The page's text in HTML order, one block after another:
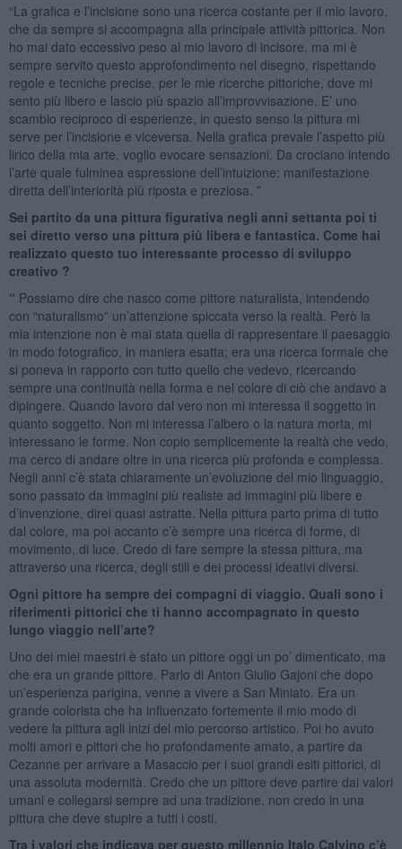
“La grafica e l’incisione sono una ricerca costante per il mio lavoro,
che da sempre si accompagna alla principale attività pittorica. Non
ho mai dato eccessivo peso al mio lavoro di incisore, ma mi è
sempre servito questo approfondimento nel disegno, rispettando
regole e tecniche precise, per le mie ricerche pittoriche, dove mi
sento più libero e lascio più spazio all’improvvisazione. E’ uno
scambio reciproco di esperienze, in questo senso la pittura mi
serve per l’incisione e viceversa. Nella grafica prevale l’aspetto più
lirico della mia arte, voglio evocare sensazioni. Da crociano intendo
l’arte quale fulminea espressione dell’intuizione: manifestazione
diretta dell’interiorità più riposta e preziosa. ”
Sei partito da una pittura figurativa negli anni settanta poi ti
sei diretto verso una pittura più libera e fantastica. Come hai
realizzato questo tuo interessante processo di sviluppo
creativo ?
“ Possiamo dire che nasco come pittore naturalista, intendendo
con “naturalismo” un’attenzione spiccata verso la realtà. Però la
mia intenzione non è mai stata quella di rappresentare il paesaggio
in modo fotografico, in maniera esatta; era una ricerca formale che
si poneva in rapporto con tutto quello che vedevo, ricercando
sempre una continuità nella forma e nel colore di ciò che andavo a
dipingere. Quando lavoro dal vero non mi interessa il soggetto in
quanto soggetto. Non mi interessa l’albero o la natura morta, mi
interessano le forme. Non copio semplicemente la realtà che vedo,
ma cerco di andare oltre in una ricerca più profonda e complessa.
Negli anni c’è stata chiaramente un’evoluzione del mio linguaggio,
sono passato da immagini più realiste ad immagini più libere e
d’invenzione, direi quasi astratte. Nella pittura parto prima di tutto
dal colore, ma poi accanto c’è sempre una ricerca di forme, di
movimento, di luce. Credo di fare sempre la stessa pittura, ma
attraverso una ricerca, degli stili e dei processi ideativi diversi.
Ogni pittore ha sempre dei compagni di viaggio. Quali sono i
riferimenti pittorici che ti hanno accompagnato in questo
lungo viaggio nell’arte?
Uno dei miei maestri è stato un pittore oggi un po’ dimenticato, ma
che era un grande pittore. Parlo di Anton Giulio Gajoni che dopo
un’esperienza parigina, venne a vivere a San Miniato. Era un
grande colorista che ha influenzato fortemente il mio modo di
vedere la pittura agli inizi del mio percorso artistico. Poi ho avuto
molti amori e pittori che ho profondamente amato, a partire da
Cezanne per arrivare a Masaccio per i suoi grandi esiti pittorici, di
una assoluta modernità. Credo che un pittore deve partire dai valori
umani e collegarsi sempre ad una tradizione, non credo in una
pittura che deve stupire a tutti i costi.
Tra i valori che indicava per questo millennio Italo Calvino c’è